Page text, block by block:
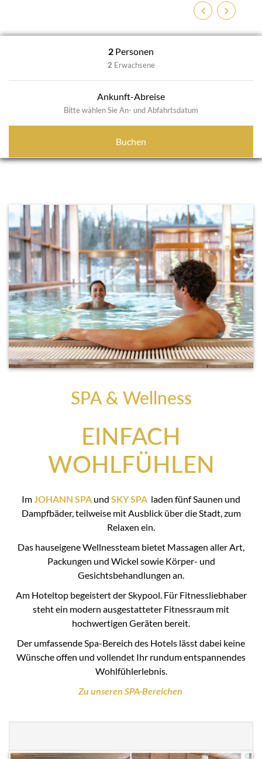
ZurückWeiter
2 Personen
2 Erwachsene
Ankunft-Abreise
Bitte wählen Sie An- und Abfahrtsdatum
Buchen
SPA & Wellness
EINFACH
WOHLFÜHLEN
Im JOHANN SPA und SKY SPA laden fünf Saunen und
Dampfbäder, teilweise mit Ausblick über die Stadt, zum
Relaxen ein.
Das hauseigene Wellnessteam bietet Massagen aller Art,
Packungen und Wickel sowie Körper- und
Gesichtsbehandlungen an.
Am Hoteltop begeistert der Skypool. Für Fitnessliebhaber
steht ein modern ausgestatteter Fitnessraum mit
hochwertigen Geräten bereit.
Der umfassende Spa-Bereich des Hotels lässt dabei keine
Wünsche offen und vollendet Ihr rundum entspannendes
Wohlfühlerlebnis.
Zu unseren SPA-Bereichen